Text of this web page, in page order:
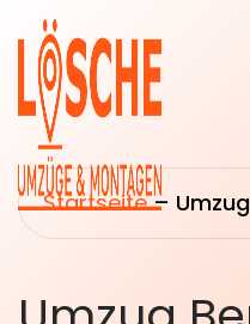
Startseite–
Umzüge
Startseite